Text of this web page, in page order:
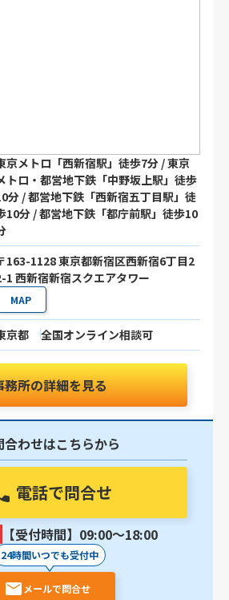
京メトロ「西新宿駅」徒歩7分 / 東京
トロ・都営地下鉄「中野坂上駅」徒歩
分 / 都営地下鉄「西新宿五丁目駅」徒
10分 / 都営地下鉄「都庁前駅」徒歩10
163-1128 東京都新宿区西新宿6丁目2
1 西新宿新宿スクエアタワー
MAP
京都 全国オンライン相談可
務所の詳細を見る
合わせはこちらから
電話で問合せ
【受付時間】09:00〜18:00
24時間いつでも受付中
メールで問合せ